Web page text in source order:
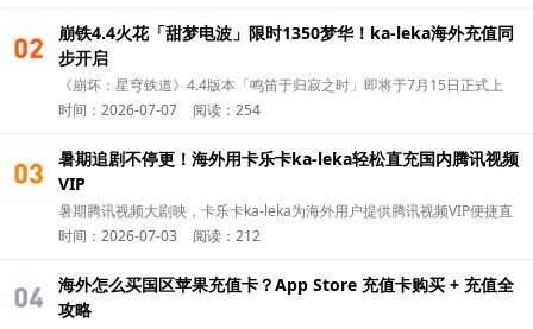
01
崩铁4.4火花「甜梦电波」限时1350梦华！ka-leka海外充值同
步开启
《崩坏：星穹铁道》4.4版本「鸣笛于归寂之时」即将于7月15日正式上
线。今天就和卡乐卡ka-leka一起了解，怎么海外充值火花（Sparkle） 的
时间：2026-07-07 阅读：254
01
暑期追剧不停更！海外用卡乐卡ka-leka轻松直充国内腾讯视频
VIP
暑期腾讯视频大剧映，卡乐卡ka-leka为海外用户提供腾讯视频VIP便捷直
充，追剧无广告畅看一夏。
时间：2026-07-03 阅读：212
01
海外怎么买国区苹果充值卡？App Store 充值卡购买 + 充值全
攻略